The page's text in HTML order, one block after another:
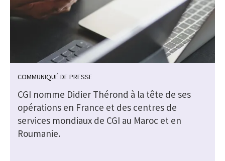
COMMUNIQUÉ DE PRESSE
CGI nomme Didier Thérond à la tête de ses
opérations en France et des centres de
services mondiaux de CGI au Maroc et en
Roumanie.